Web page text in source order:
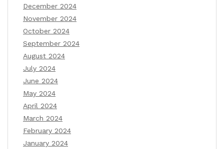
December 2024
November 2024
October 2024
September 2024
August 2024
July 2024
June 2024
May 2024
April 2024
March 2024
February 2024
January 2024